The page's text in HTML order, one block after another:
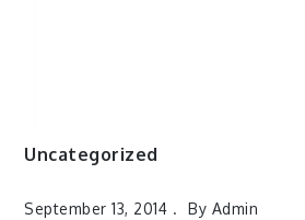
Uncategorized
September 13, 2014 By Admin